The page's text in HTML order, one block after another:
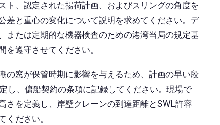
ト、認定された揚荷計画、およびスリングの角度を
差と重心の変化について説明を求めてください。デ
または定期的な機器検査のための港湾当局の規定基
遵守させてください。
の窓が保管時期に影響を与えるため、計画の早い段
し、傭船契約の条項に記録してください。現場で
さを定義し、岸壁クレーンの到達距離とSWL許容
ください。